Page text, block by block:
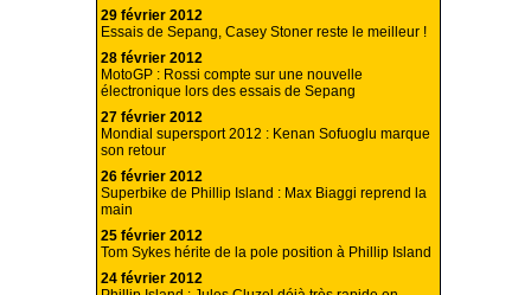
29 février 2012
Essais de Sepang, Casey Stoner reste le meilleur !
28 février 2012
MotoGP : Rossi compte sur une nouvelle
électronique lors des essais de Sepang
27 février 2012
Mondial supersport 2012 : Kenan Sofuoglu marque
son retour
26 février 2012
Superbike de Phillip Island : Max Biaggi reprend la
main
25 février 2012
Tom Sykes hérite de la pole position à Phillip Island
24 février 2012